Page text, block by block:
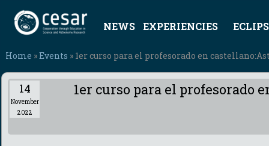
NEWS EXPERIENCIES
Home »Events » 1er curso para el profesorado en
14
November
2022
1er curso para el profesorado